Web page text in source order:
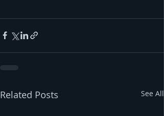
Related Posts See All